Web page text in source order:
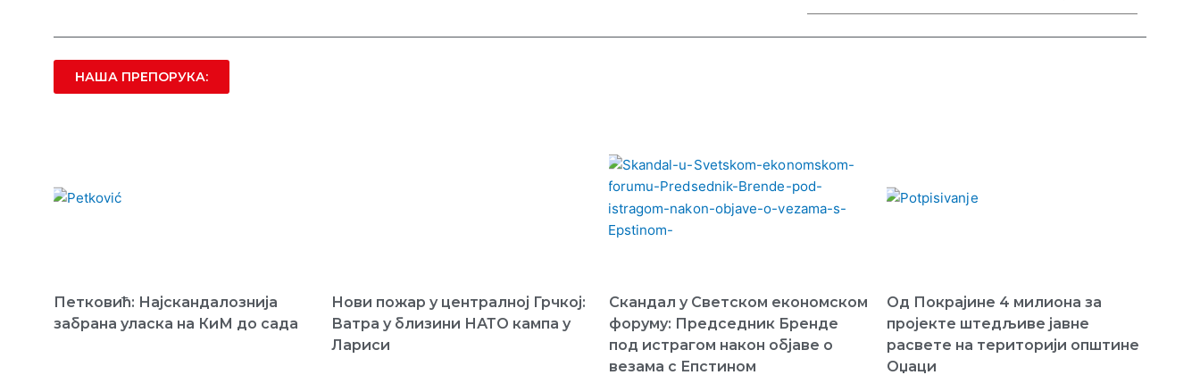
НАША ПРЕПОРУКА:
Петковић: Најскандалознија
забрана уласка на КиМ до сада
Нови пожар у централној Грчкој:
Ватра у близини НАТО кампа у
Лариси
Скандал у Светском економском
форуму: Председник Бренде
под истрагом након објаве о
везама с Епстином
Од Покрајине 4 милиона за
пројекте штедљиве јавне
расвете на територији општине
Оџаци